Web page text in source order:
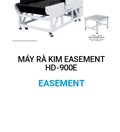
MÁY RÀ KIM EASEMENT
HD-900E
EASEMENT